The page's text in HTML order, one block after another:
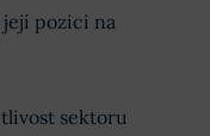
pozici na
sektoru